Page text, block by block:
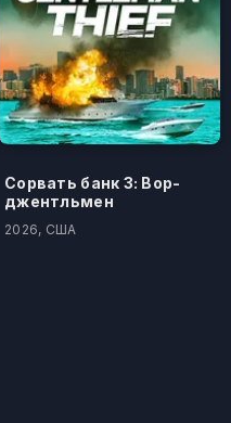
Сорвать банк 3: Вор-
джентльмен
2026, США